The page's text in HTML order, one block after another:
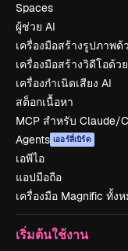
Spaces
ผู้ช่วย AI
เครื่องมือสร้างรูปภาพด้
เครื่องมือสร้างวิดีโอด้ว
เครื่องกำเนิดเสียง AI
สต็อกเนื้อหา
MCP สำหรับ Claude/
Agents เออร์ลี่เบิร์ด
เอพีไอ
แอปมือถือ
เครื่องมือ Magnific ทั้ง
เริ่มต้นใช้งาน